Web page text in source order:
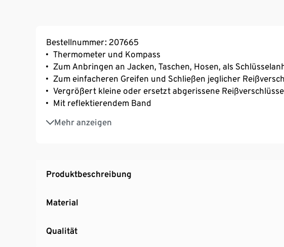
Bestellnummer: 207665
Thermometer und Kompass
Zum Anbringen an Jacken, Taschen, Hosen, als
Zum einfacheren Greifen und Schließen jeglicher
Vergrößert kleine oder ersetzt abgerissene Reißverschlüsse
Mit reflektierendem Band
Mehr anzeigen
Ideal beim Camping, beim Wandern und für unterwegs
Produktbeschreibung
Material
Qualität